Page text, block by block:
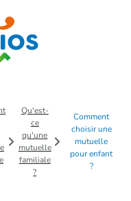
Qu'est-
ce
qu'une
mutuelle
familiale
?
Comment
choisir une
mutuelle
pour enfant
?